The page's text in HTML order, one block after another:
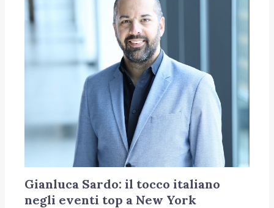
Gianluca Sardo: il tocco italiano
negli eventi top a New York